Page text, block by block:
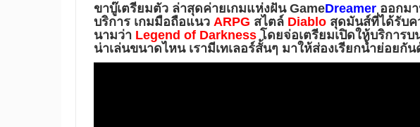
ขาบู๊เตรียมตัว ล่าสุดค่ายเกมแห่งฝัน GameDreamer ออกม
บริการ เกมมือถือแนว ARPG สไตล์ Diablo สุดมันส์ที่ได้รับค
นามว่า Legend of Darkness โดยจ่อเตรียมเปิดให้บริการ
น่าเล่นขนาดไหน เรามีเทเลอร์สั้นๆ มาให้ส่องเรียกน้ำย่อยกัน